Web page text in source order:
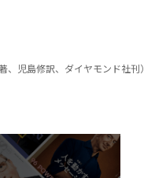
、児島修訳、ダイヤモンド社刊）